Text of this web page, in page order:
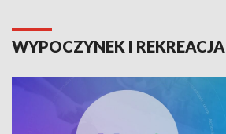
WYPOCZYNEK I REKREACJA